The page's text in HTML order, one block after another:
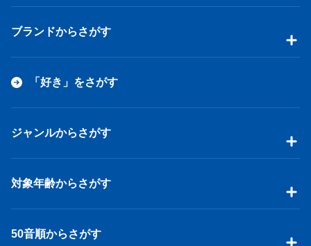
ブランドからさがす
「好き」をさがす
ジャンルからさがす
対象年齢からさがす
50音順からさがす